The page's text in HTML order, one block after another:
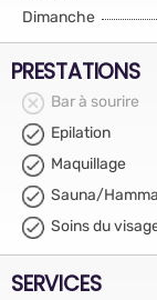
Dimanche
PRESTATIONS
Bar à sourire
Epilation
Maquillage
Sauna/
Soins du
SERVICES